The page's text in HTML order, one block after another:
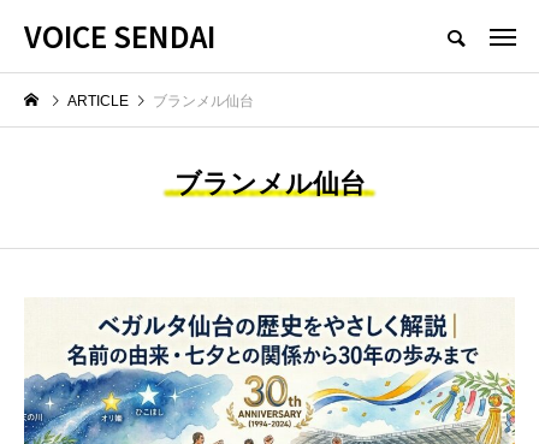
VOICE SENDAI
ARTICLE ブランメル仙台
ブランメル仙台